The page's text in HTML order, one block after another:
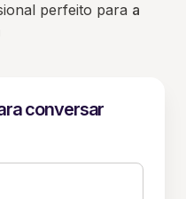
perfeito para a
conversar